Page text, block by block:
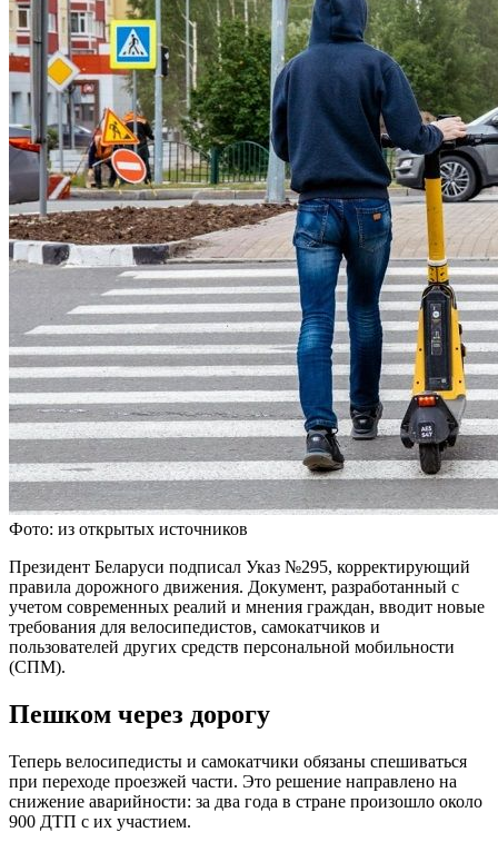
Фото: из открытых источников
Президент Беларуси подписал Указ №295, корректирующий
правила дорожного движения. Документ, разработанный с
учетом современных реалий и мнения граждан, вводит новые
требования для велосипедистов, самокатчиков и
пользователей других средств персональной мобильности
(СПМ).
Пешком через дорогу
Теперь велосипедисты и самокатчики обязаны спешиваться
при переходе проезжей части. Это решение направлено на
снижение аварийности: за два года в стране произошло около
900 ДТП с их участием.